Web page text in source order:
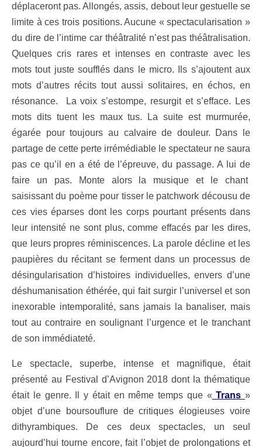
déplaceront pas. Allongés, assis, debout leur gestuelle se
limite à ces trois positions. Aucune « spectacularisation »
du dire de l’intime car théâtralité n’est pas théâtralisation.
Quelques cris rares et intenses en contraste avec les
mots tout juste soufflés dans le micro. Ils s’ajoutent aux
mots d’autres récits tout aussi solitaires, en échos, en
résonance. La voix s’estompe, resurgit et s’efface.
Les
mots dits tuent les maux tus.
La suite est murmurée,
égarée pour toujours au calvaire de douleur. Dans le
partage de cette perte irrémédiable le spectateur ne saura
pas ce qu’il en a été de l’épreuve, du passage. A lui de
faire un pas. Monte alors la musique et le chant
saisissant du poème pour tisser le patchwork décousu de
ces vies éparses dont les corps pourtant présents dans
leur intensité ne sont plus, comme effacés par les dires,
que leurs propres réminiscences. La parole décline et les
paupières du récitant se ferment dans un processus de
désingularisation d’histoires individuelles, envers d’une
déshumanisation éthérée, qui fait surgir l’universel et son
inexorable intemporalité, sans jamais la banaliser, mais
tout au contraire en soulignant l’urgence et le tranchant
de son immédiateté.
Le spectacle, superbe, intense et magnifique, était
présenté au Festival d’Avignon 2018 dont la thématique
était le genre. Il y était en même temps que « Trans »
objet d’une boursouflure de critiques élogieuses voire
dithyrambiques. De ces deux spectacles, un seul
aujourd’hui tourne encore, fait l’objet de prolongations et